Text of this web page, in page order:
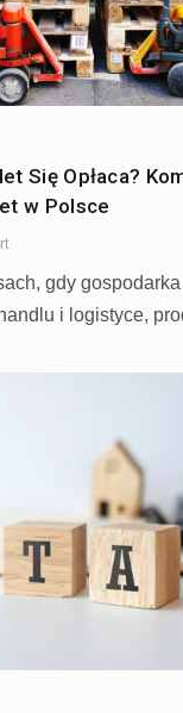
Się Opłaca?
w Polsce
gdy
i logistyce,